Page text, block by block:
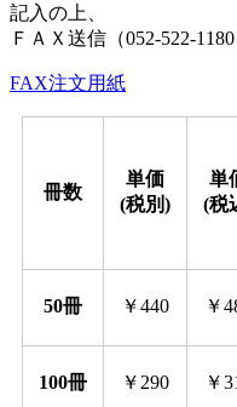
記入の上、
ＦＡＸ送信（052-522-
FAX注文用紙
冊数
単価
(税別)
単
(税
50冊 ￥440 ￥
100冊 ￥290 ￥